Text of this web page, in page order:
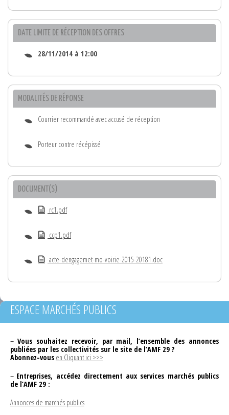
DATE LIMITE DE RÉCEPTION DES OFFRES
28/11/2014 à 12:00
MODALITÉS DE RÉPONSE
Courrier recommandé avec accusé de réception
Porteur contre récépissé
DOCUMENT(S)
rc1.pdf
ccp1.pdf
acte-dengagemet-mo-voirie-2015-20181.doc
ESPACE MARCHÉS PUBLICS
– Vous souhaitez recevoir, par mail, l’ensemble des annonces
publiées par les collectivités sur le site de l’AMF 29 ?
Abonnez-vous en Cliquant ici >>>
– Entreprises, accédez directement aux services marchés publics
de l’AMF 29 :
Annonces de marchés publics